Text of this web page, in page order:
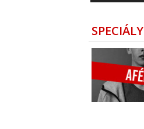
SPECIÁLY